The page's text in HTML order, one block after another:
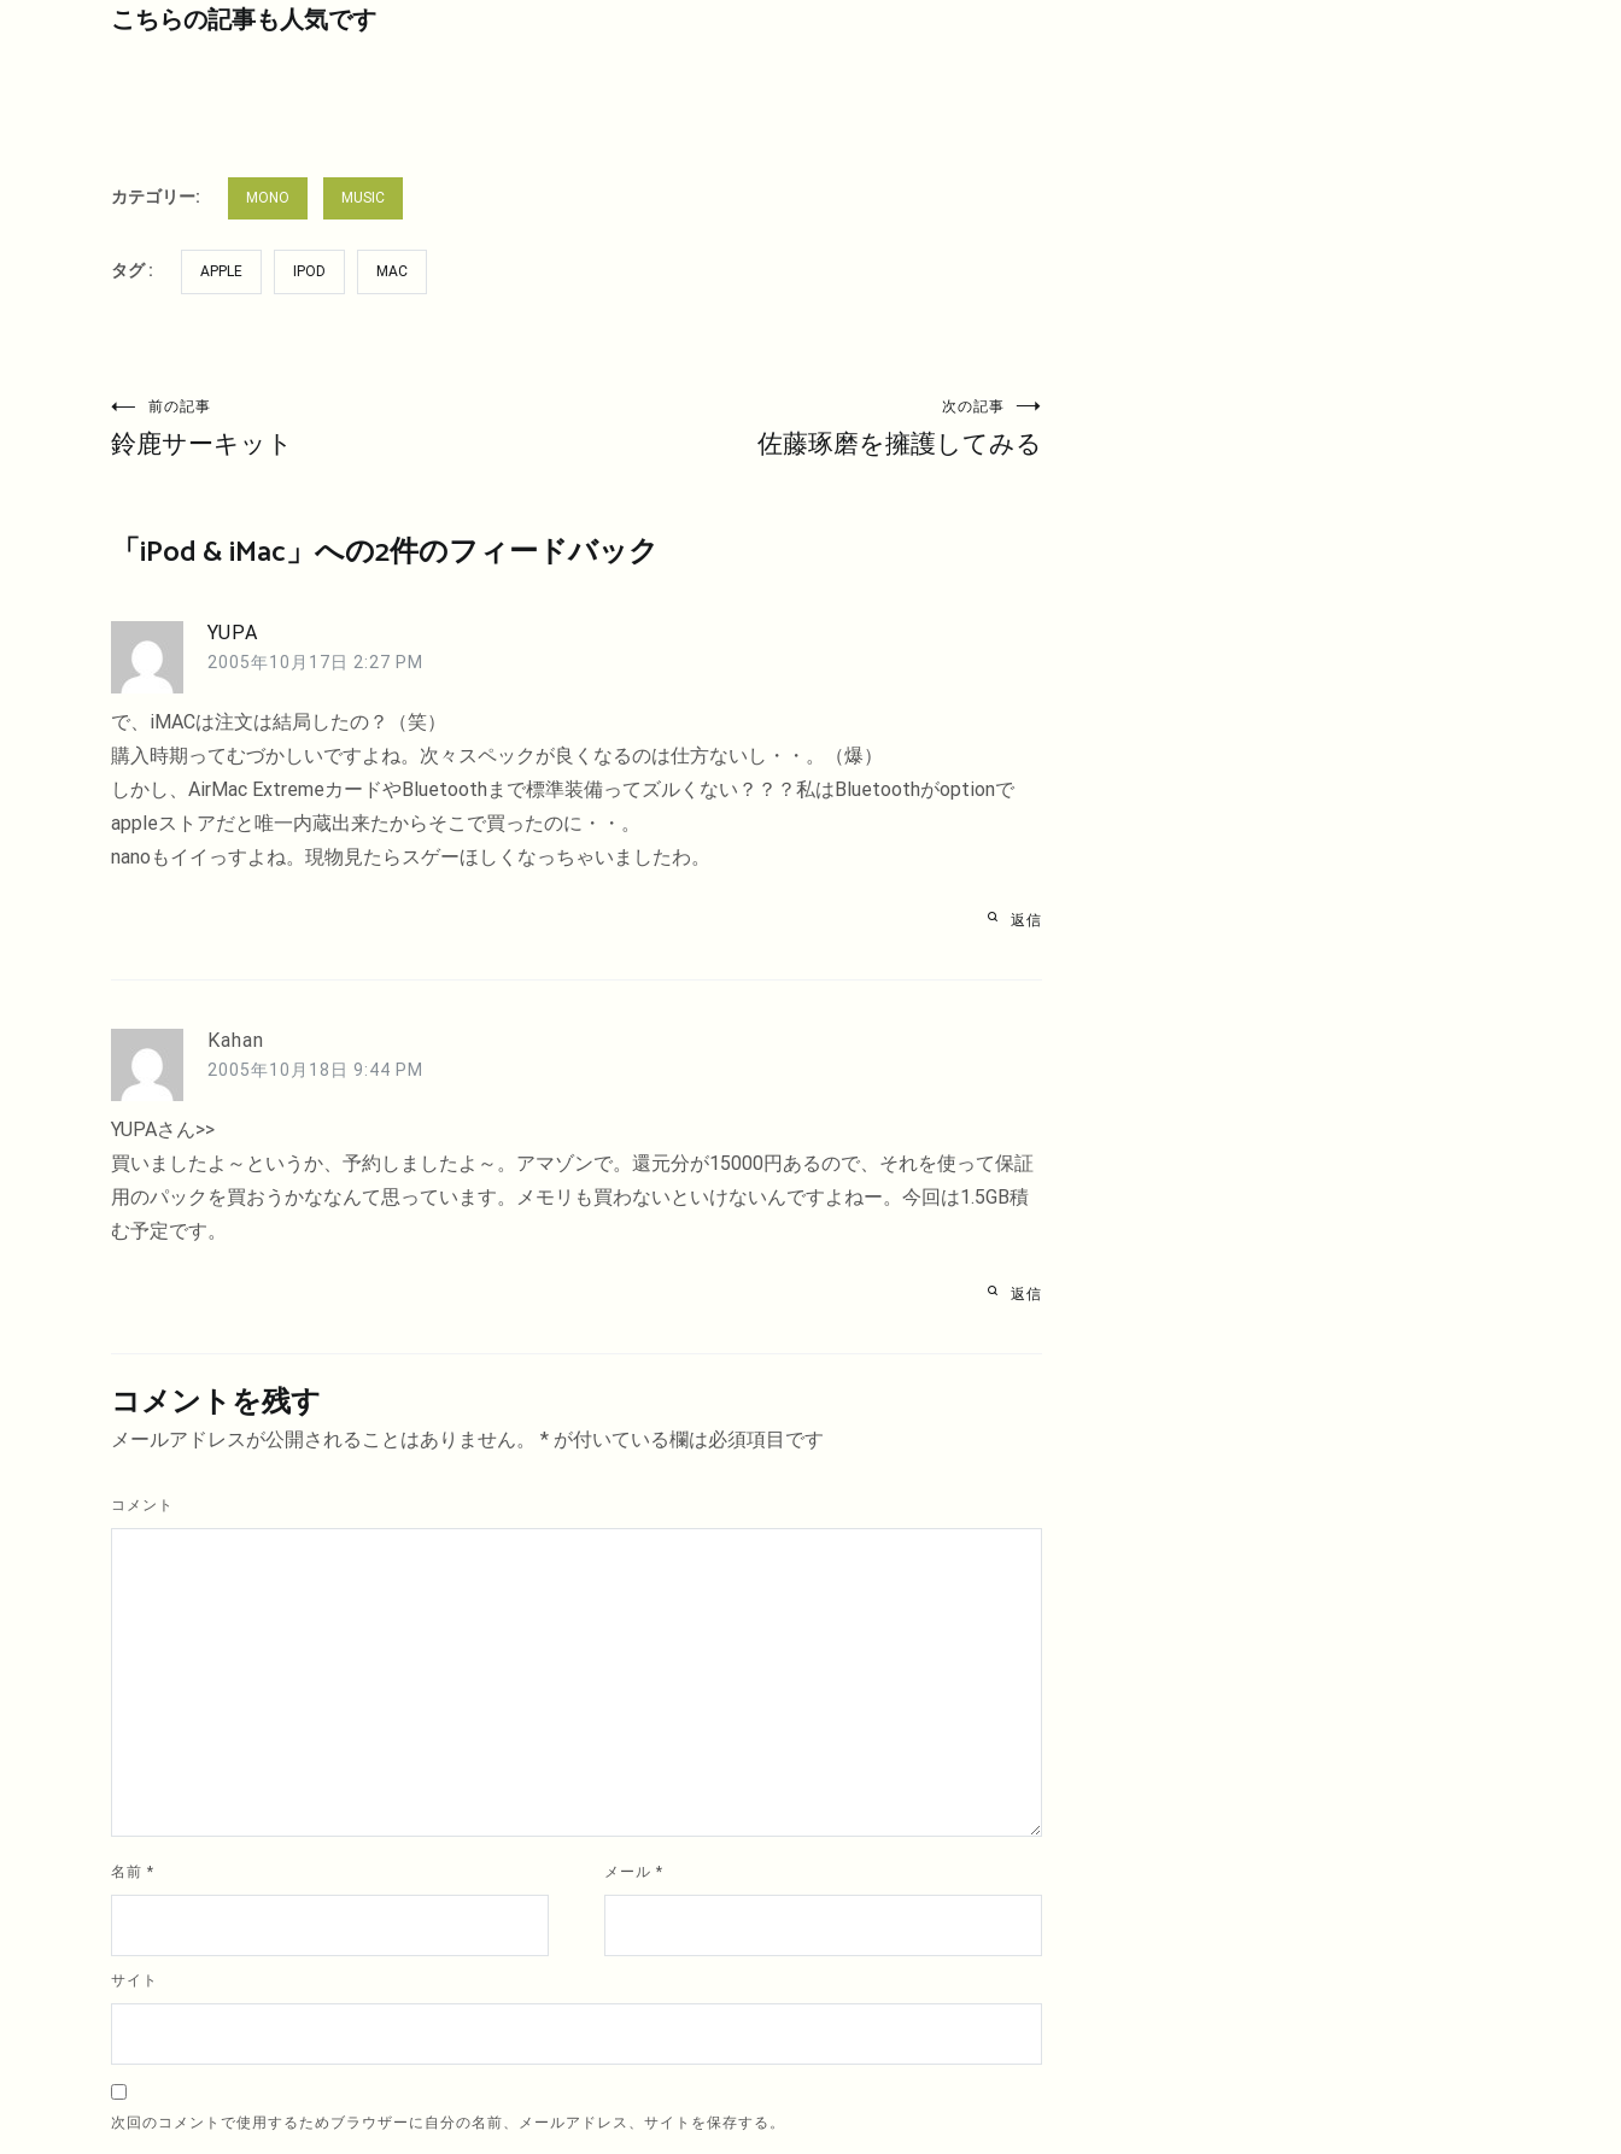
こちらの記事も人気です
カテゴリー: MONO MUSIC
タグ : APPLE IPOD MAC
投
稿
ビ
ー
シ
ョ
ン
前の記事
鈴鹿サーキット
次の記事
佐藤琢磨を擁護してみる
「iPod & iMac」への2件のフィードバック
YUPA
2005年10月17日 2:27 PM
で、iMACは注文は結局したの？（笑）
購入時期ってむづかしいですよね。次々スペックが良くなるのは仕方ないし・・。（爆）
しかし、AirMac ExtremeカードやBluetoothまで標準装備ってズルくない？？？私はBluetoothがoptionで
appleストアだと唯一内蔵出来たからそこで買ったのに・・。
nanoもイイっすよね。現物見たらスゲーほしくなっちゃいましたわ。
返信
Kahan
2005年10月18日 9:44 PM
YUPAさん>>
買いましたよ～というか、予約しましたよ～。アマゾンで。還元分が15000円あるので、それを使って保証
用のパックを買おうかななんて思っています。メモリも買わないといけないんですよねー。今回は1.5GB積
む予定です。
返信
コメントを残す
メールアドレスが公開されることはありません。 * が付いている欄は必須項目です
コメント
名前 * メール*
サイト
次回のコメントで使用するためブラウザーに自分の名前、メールアドレス、サイトを保存する。